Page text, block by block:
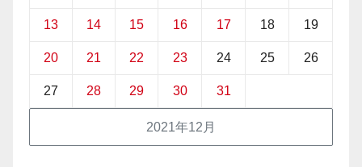
2021年12月
13 14 15 16 17 18 19
20 21 22 23 24 25 26
27 28 29 30 31